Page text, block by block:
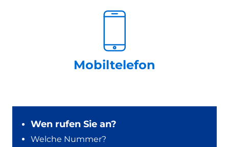
Mobiltelefon
Wen rufen Sie an?
Welche Nummer?